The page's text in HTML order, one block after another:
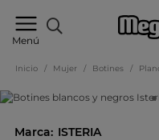
Menú
Inicio / Mujer / Botines /
Marca: ISTERIA